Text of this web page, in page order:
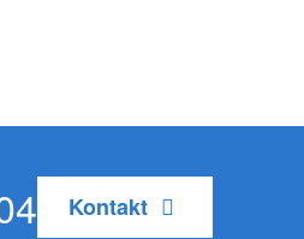
Kontakt